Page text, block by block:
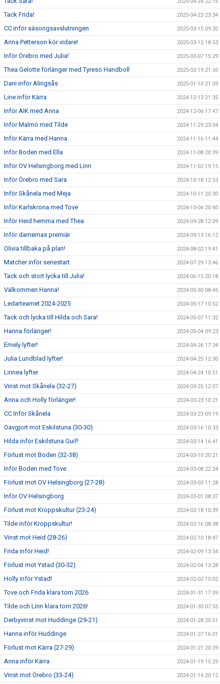
Tack Frida! 2025-04-23 23:34
CC inför säsongsavslutningen 2025-03-15 09:20
Anna Petterson kör vidare! 2025-03-12 18:53
Inför Örebro med Julia! 2025-03-07 15:29
Thea Gelotte förlänger med Tyresö Handboll 2025-02-19 21:50
Dani inför Alingsås 2025-01-10 21:09
Line inför Kärra 2024-12-13 21:35
Inför AIK med Anna 2024-12-06 17:47
Inför Malmö med Tilde 2024-11-29 23:04
Inför Kärra med Hanna 2024-11-16 11:44
Inför Boden med Ella 2024-11-08 20:39
Inför OV Helsingborg med Linn 2024-11-02 19:15
Inför Örebro med Sara 2024-10-18 12:53
Inför Skånela med Meja 2024-10-11 20:30
Inför Karlskrona med Tove 2024-10-04 20:40
Inför Heid hemma med Thea 2024-09-28 12:09
Inför damernas premiär 2024-09-13 16:12
Olivia tillbaka på plan! 2024-08-02 19:41
Matcher inför seriestart 2024-07-29 13:46
Tack och stort lycka till Julia! 2024-06-15 20:18
Välkommen Hanna! 2024-05-30 08:45
Ledarteamet 2024-2025 2024-05-17 10:52
Tack och lycka till Hilda och Sara! 2024-05-07 11:32
Hanna förlänger! 2024-05-04 09:23
Emely lyfter! 2024-04-26 17:34
Julia Lundblad lyfter! 2024-04-25 12:30
Linnea lyfter 2024-04-24 10:51
Vinst mot Skånela (32-27) 2024-03-25 12:07
Anna och Holly förlänger! 2024-03-23 10:21
CC Inför Skånela 2024-03-23 09:19
Oavgjort mot Eskilstuna (30-30) 2024-03-16 10:33
Hilda inför Eskilstuna Guif! 2024-03-14 16:41
Förlust mot Boden (32-38) 2024-03-10 20:21
Inför Boden med Tove 2024-03-08 22:24
Förlust mot OV Helsingborg (27-28) 2024-03-03 11:28
Inför OV Helsingborg 2024-03-01 08:37
Förlust mot Kroppskultur (23-24) 2024-02-18 10:39
Tilde inför Kroppskultur! 2024-02-16 08:38
Vinst mot Heid (28-26) 2024-02-10 18:47
Frida inför Heid! 2024-02-09 13:54
Förlust mot Ystad (30-32) 2024-02-04 13:28
Holly inför Ystad! 2024-02-02 15:02
Tove och Frida klara tom 2026 2024-01-31 17:09
Tilde och Linn klara tom 2026! 2024-01-30 07:55
Derbyvinst mot Huddinge (29-21) 2024-01-28 20:51
Hanna inför Huddinge 2024-01-27 16:01
Förlust mot Kärra (27-29) 2024-01-21 20:39
Anna inför Kärra 2024-01-19 15:29
Vinst mot Örebro (33-24) 2024-01-14 20:12